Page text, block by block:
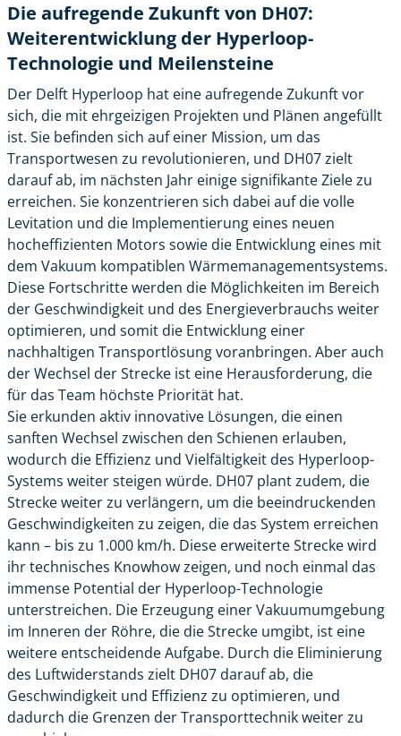
Die aufregende Zukunft von DH07:
Weiterentwicklung der Hyperloop-
Technologie und Meilensteine
Der Delft Hyperloop hat eine aufregende Zukunft vor
sich, die mit ehrgeizigen Projekten und Plänen angefüllt
ist. Sie befinden sich auf einer Mission, um das
Transportwesen zu revolutionieren, und DH07 zielt
darauf ab, im nächsten Jahr einige signifikante Ziele zu
erreichen. Sie konzentrieren sich dabei auf die volle
Levitation und die Implementierung eines neuen
hocheffizienten Motors sowie die Entwicklung eines mit
dem Vakuum kompatiblen Wärmemanagementsystems.
Diese Fortschritte werden die Möglichkeiten im Bereich
der Geschwindigkeit und des Energieverbrauchs weiter
optimieren, und somit die Entwicklung einer
nachhaltigen Transportlösung voranbringen. Aber auch
der Wechsel der Strecke ist eine Herausforderung, die
für das Team höchste Priorität hat.
Sie erkunden aktiv innovative Lösungen, die einen
sanften Wechsel zwischen den Schienen erlauben,
wodurch die Effizienz und Vielfältigkeit des Hyperloop-
Systems weiter steigen würde. DH07 plant zudem, die
Strecke weiter zu verlängern, um die beeindruckenden
Geschwindigkeiten zu zeigen, die das System erreichen
kann – bis zu 1.000 km/h. Diese erweiterte Strecke wird
ihr technisches Knowhow zeigen, und noch einmal das
immense Potential der Hyperloop-Technologie
unterstreichen. Die Erzeugung einer Vakuumumgebung
im Inneren der Röhre, die die Strecke umgibt, ist eine
weitere entscheidende Aufgabe. Durch die Eliminierung
des Luftwiderstands zielt DH07 darauf ab, die
Geschwindigkeit und Effizienz zu optimieren, und
dadurch die Grenzen der Transporttechnik weiter zu